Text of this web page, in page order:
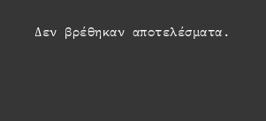
Δεν βρέθηκαν αποτελέσματα.